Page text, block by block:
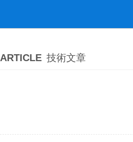
ARTICLE 技術文章